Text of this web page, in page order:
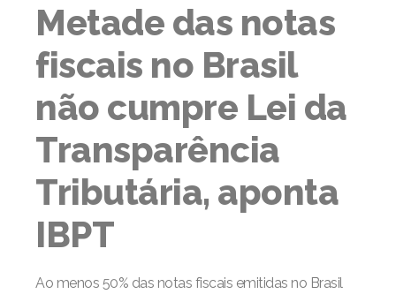
Metade das notas
fiscais no Brasil
não cumpre Lei da
Transparência
Tributária, aponta
IBPT
Ao menos 50% das notas fiscais emitidas no Brasil